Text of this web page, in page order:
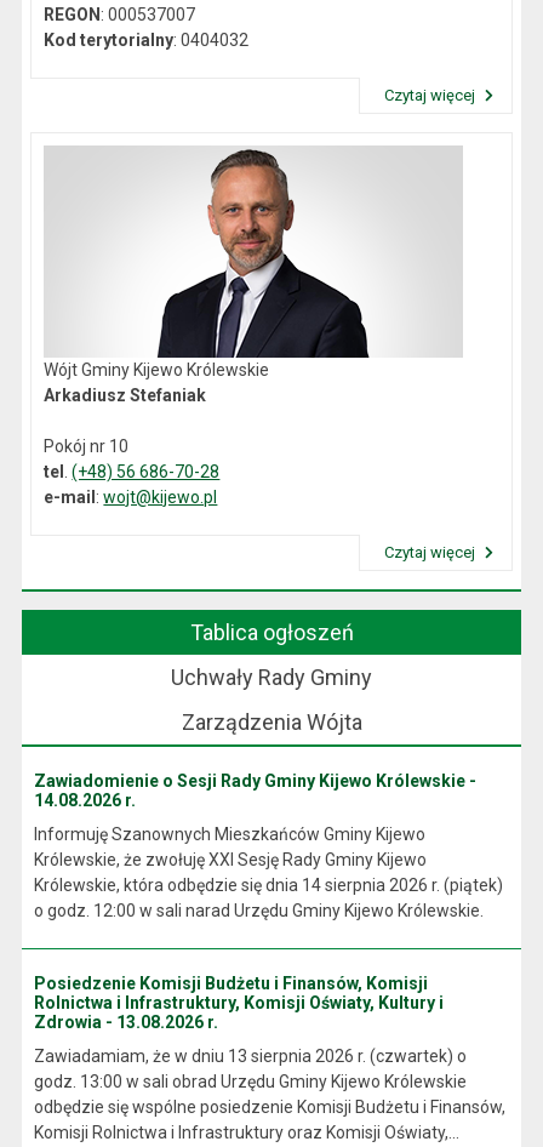
REGON : 000537007
Kod terytorialny: 0404032
Czytaj więcej
Wójt Gminy Kijewo Królewskie
Arkadiusz Stefaniak
Pokój nr 10
tel
.(+48) 56 686-70-28
e-mail :wojt@kijewo.pl
Czytaj więcej
Tablica ogłoszeń
Uchwały Rady Gminy
Zarządzenia Wójta
Zawiadomienie o Sesji Rady Gminy Kijewo Królewskie -
14.08.2026 r.
Informuję Szanownych Mieszkańców Gminy Kijewo
Królewskie, że zwołuję XXI Sesję Rady Gminy Kijewo
Królewskie, która odbędzie się dnia 14 sierpnia 2026 r. (piątek)
o godz. 12:00 w sali narad Urzędu Gminy Kijewo Królewskie.
Posiedzenie Komisji Budżetu i Finansów, Komisji
Rolnictwa i Infrastruktury, Komisji Oświaty, Kultury i
Zdrowia - 13.08.2026 r.
Zawiadamiam, że w dniu 13 sierpnia 2026 r. (czwartek) o
godz. 13:00 w sali obrad Urzędu Gminy Kijewo Królewskie
odbędzie się wspólne posiedzenie Komisji Budżetu i Finansów,
Komisji Rolnictwa i Infrastruktury oraz Komisji Oświaty,...